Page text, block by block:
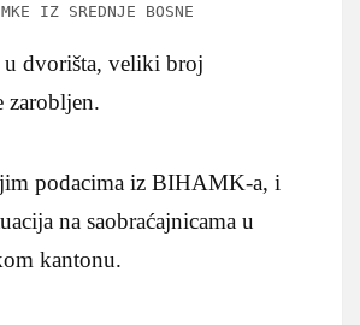
IZ SREDNJE BOSNE
u dvorišta, veliki broj
zarobljen.
podacima iz BIHAMK-a, i
na saobraćajnicama u
kantonu.